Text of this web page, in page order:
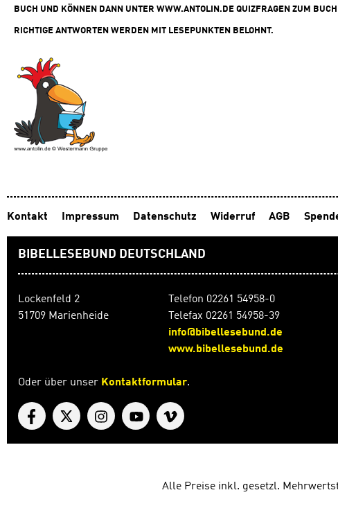
BUCH UND KÖNNEN DANN UNTER WWW.ANTOLIN.DE QUIZFRAGEN ZUM
RICHTIGE ANTWORTEN WERDEN MIT LESEPUNKTEN BELOHNT.
Kontakt Impressum Datenschutz Widerruf AGB
BIBELLESEBUND DEUTSCHLAND
Lockenfeld 2
51709 Marienheide
Telefon 02261 54958-0
Telefax 02261 54958-39
info@bibellesebund.de
www.bibellesebund.de
Oder über unser Kontaktformular.
Alle Preise inkl. gesetzl.